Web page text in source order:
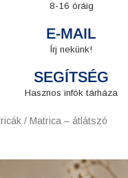
8-16 óráig
E-MAIL
Írj nekünk!
SEGÍTSÉG
Hasznos infók tárháza
/ Matrica – átlátszó